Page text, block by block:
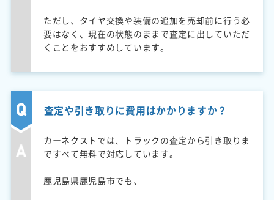
ただし、タイヤ交換や装備の追加を売却前に行う必
要はなく、現在の状態のままで査定に出していただ
くことをおすすめしています。
査定や引き取りに費用はかかりますか？
カーネクストでは、トラックの査定から引き取りま
ですべて無料で対応しています。
鹿児島県鹿児島市でも、